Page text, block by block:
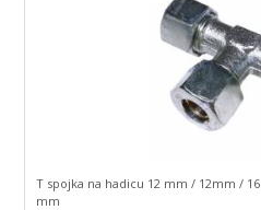
T spojka na hadicu 12 mm / 12mm / 16
mm